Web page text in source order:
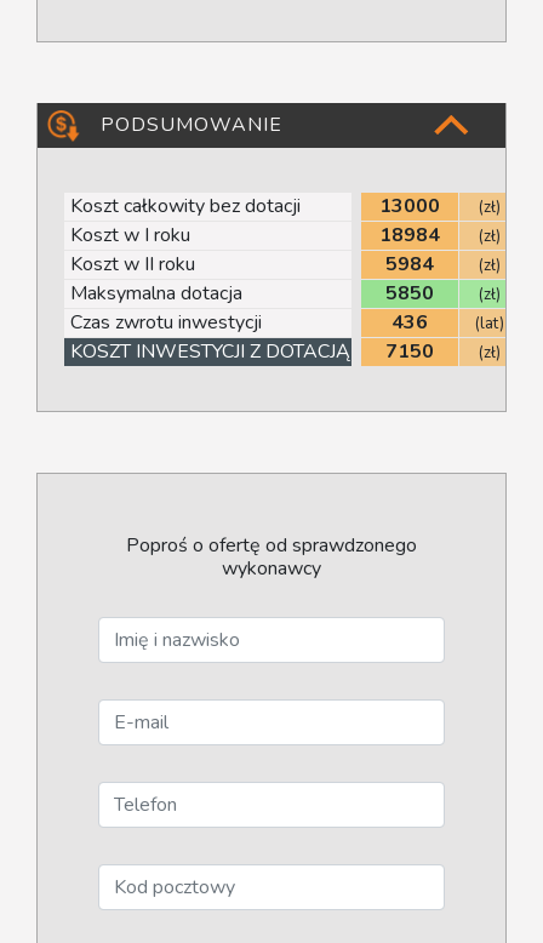
PODSUMOWANIE
Koszt całkowity bez dotacji 13000 (zł)
Koszt w I roku 18984 (zł)
Koszt w II roku 5984 (zł)
Maksymalna dotacja 5850 (zł)
Czas zwrotu inwestycji 436 (lat)
KOSZT INWESTYCJI Z DOTACJĄ 7150 (zł)
Poproś o ofertę od sprawdzonego
wykonawcy